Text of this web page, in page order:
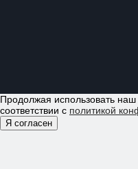
Продолжая использовать наш
соответствии с политикой
Я согласен